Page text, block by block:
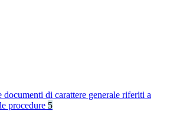
documenti di carattere generale riferiti a
procedure 5